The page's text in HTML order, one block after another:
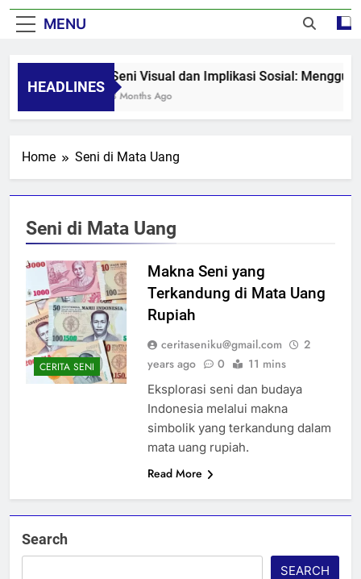
MENU
HEADLINES
Seni Visual dan Implikasi Sosial:
8 Months Ago
Home Seni di Mata Uang
Seni di Mata Uang
CERITA SENI
Makna Seni yang
Terkandung di Mata Uang
Rupiah
ceritaseniku@gmail.com
2
years ago
0 11 mins
Eksplorasi seni dan budaya
Indonesia melalui makna
simbolik yang terkandung dalam
mata uang rupiah.
Read More
Search
SEARCH